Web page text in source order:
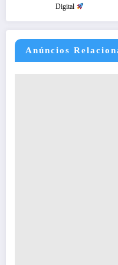
Digital
Anúncios